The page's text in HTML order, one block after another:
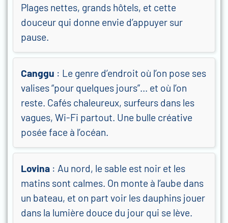
Plages nettes, grands hôtels, et cette
douceur qui donne envie d’appuyer sur
pause.
Canggu : Le genre d’endroit où l’on pose ses
valises “pour quelques jours”… et où l’on
reste. Cafés chaleureux, surfeurs dans les
vagues, Wi-Fi partout. Une bulle créative
posée face à l’océan.
Lovina : Au nord, le sable est noir et les
matins sont calmes. On monte à l’aube dans
un bateau, et on part voir les dauphins jouer
dans la lumière douce du jour qui se lève.